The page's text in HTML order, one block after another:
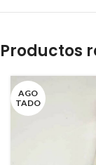
Productos
AGO
TADO